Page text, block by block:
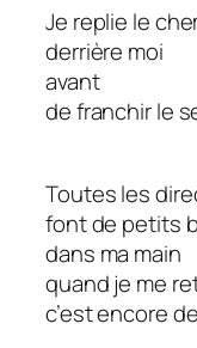
Je replie le
derrière moi
avant
de franchir le
Toutes les
font de petits
dans ma main
quand je me
c’est encore